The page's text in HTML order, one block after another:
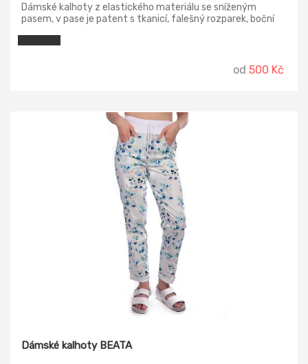
Dámské kalhoty z elastického materiálu se sníženým
pasem, v pase je patent s tkanicí, falešný rozparek, boční
od 500 Kč
Dámské kalhoty BEATA